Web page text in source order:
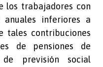
los trabajadores con
anuales inferiores a
tales contribuciones
de pensiones de
previsión social